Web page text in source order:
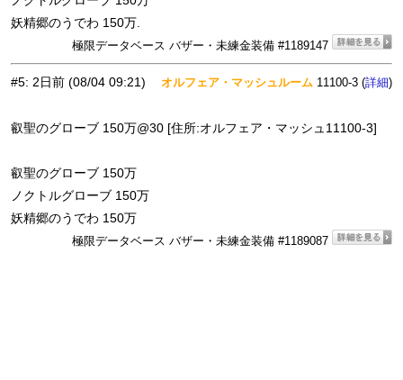
妖精郷のうでわ 150万.
極限データベース バザー・未練金装備 #1189147
#5: 2日前 (08/04 09:21) オルフェア・マッシュルーム 11100-3 (詳細)
叡聖のグローブ 150万@30 [住所:オルフェア・マッシュ11100-3]
叡聖のグローブ 150万
ノクトルグローブ 150万
妖精郷のうでわ 150万
極限データベース バザー・未練金装備 #1189087